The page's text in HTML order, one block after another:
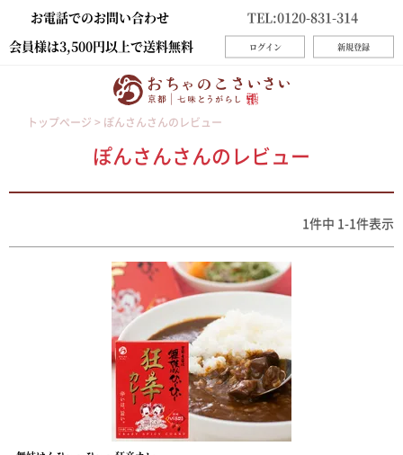
お電話でのお問い合わせ
TEL:0120-831-314
会員様は3,500円以上で送料無料
ログイン 新規登録
トップページ ぽんさんさんのレビュー
ぽんさんさんのレビュー
1 件中 1 -1 件表示